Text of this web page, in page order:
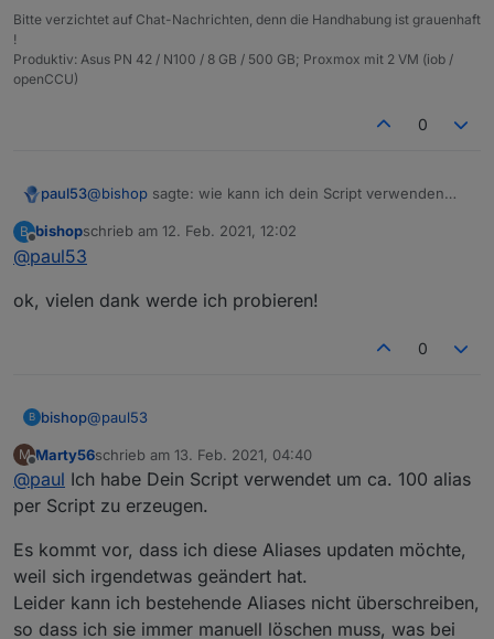
Bitte verzichtet auf Chat-Nachrichten, denn die Handhabung ist grauenhaft
!
Produktiv: Asus PN 42 / N100 / 8 GB / 500 GB; Proxmox mit 2 VM (iob /
openCCU)
0
paul53@bishop sagte: wie kann ich dein Script verwenden
Nur nacheinander einzeln.
immer alles abändern wenn ich ein neuen Alias
Funktionsaufrufe eingegeben werden, ist also nicht
Reihenfolge beachtet werden muss.
B
Offline
bishopschrieb am 12. Feb. 2021, 12:02
zuletzt editiert von
@paul53
ok, vielen dank werde ich probieren!
0
B bishop@paul53
ok, vielen dank werde ich probieren!
M
Offline
Marty56schrieb am 13. Feb. 2021, 04:40
zuletzt editiert von
@paul Ich habe Dein Script verwendet um ca. 100 alias
per Script zu erzeugen.
Es kommt vor, dass ich diese Aliases updaten möchte,
weil sich irgendetwas geändert hat.
Leider kann ich bestehende Aliases nicht überschreiben,
so dass ich sie immer manuell löschen muss, was bei